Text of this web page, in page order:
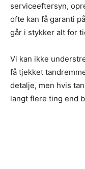
serviceeftersyn,
ofte kan få garanti
går i stykker alt for
Vi kan ikke
få tjekket
detalje, men hvis
langt flere ting end